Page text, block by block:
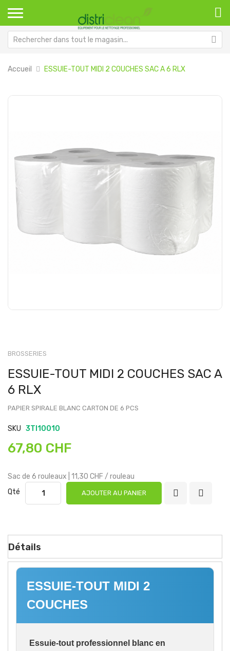
Accueil ESSUIE-TOUT MIDI 2 COUCHES SAC A 6 RLX
Passer
BROSSERIES
ESSUIE-TOUT MIDI 2 COUCHES SAC A
6 RLX
PAPIER SPIRALE BLANC CARTON DE 6 PCS
SKU 3TI10010
67,80 CHF
Sac de 6 rouleaux | 11,30 CHF / rouleau
Qté
AJOUTER AU PANIER
Détails
ESSUIE-TOUT MIDI 2
COUCHES
Essuie-tout professionnel blanc en